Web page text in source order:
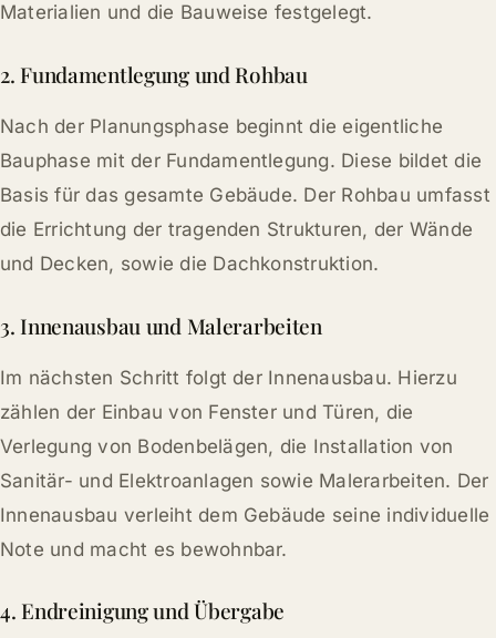
Materialien und die Bauweise festgelegt.
2. Fundamentlegung und Rohbau
Nach der Planungsphase beginnt die eigentliche
Bauphase mit der Fundamentlegung. Diese bildet die
Basis für das gesamte Gebäude. Der Rohbau umfasst
die Errichtung der tragenden Strukturen, der Wände
und Decken, sowie die Dachkonstruktion.
3. Innenausbau und Malerarbeiten
Im nächsten Schritt folgt der Innenausbau. Hierzu
zählen der Einbau von Fenster und Türen, die
Verlegung von Bodenbelägen, die Installation von
Sanitär- und Elektroanlagen sowie Malerarbeiten. Der
Innenausbau verleiht dem Gebäude seine individuelle
Note und macht es bewohnbar.
4. Endreinigung und Übergabe